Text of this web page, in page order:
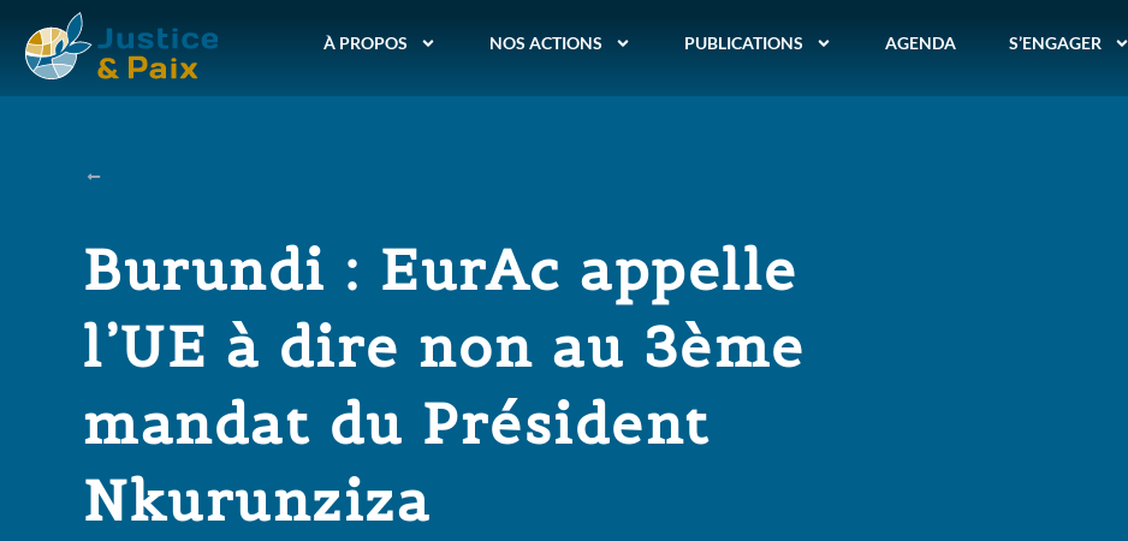
À PROPOS NOS ACTIONS PUBLICATIONS AGENDA S’ENGAGER
Burundi : EurAc appelle
l’UE à dire non au 3ème
mandat du Président
Nkurunziza